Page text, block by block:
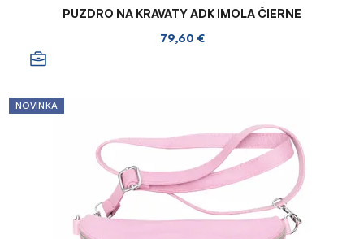
PUZDRO NA KRAVATY ADK IMOLA ČIERNE
79,60 €
NOVINKA